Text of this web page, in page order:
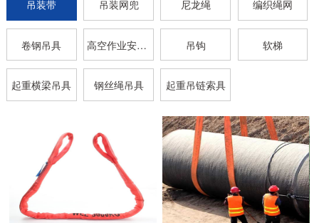
吊装带 吊装网兜 尼龙绳 编织绳网
卷钢吊具 高空作业安全带 吊钩 软梯
起重横梁吊具 钢丝绳吊具 起重吊链索具